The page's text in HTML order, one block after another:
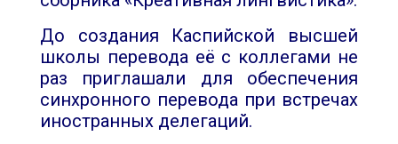
До создания Каспийской высшей
школы перевода её с коллегами не
раз приглашали для обеспечения
синхронного перевода при встречах
иностранных делегаций.